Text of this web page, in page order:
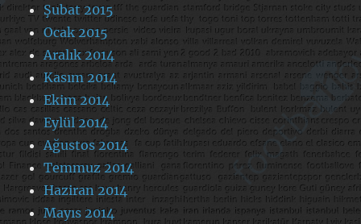
Şubat 2015
Ocak 2015
Aralık 2014
Kasım 2014
Ekim 2014
Eylül 2014
Ağustos 2014
Temmuz 2014
Haziran 2014
Mayıs 2014